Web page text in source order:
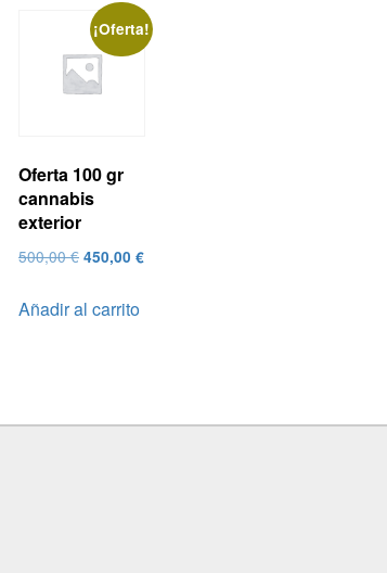
¡Oferta!
Oferta 100 gr
cannabis
exterior
500,00€ El
original
450,00 €El
Añadir al carrito